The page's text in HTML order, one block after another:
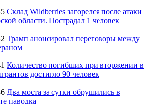
Склад Wildberries загорелся после атаки
области. Пострадал 1 человек
Трамп анонсировал переговоры между
Количество погибших при вторжении в
достигло 90 человек
Два моста за сутки обрушились в
паводка